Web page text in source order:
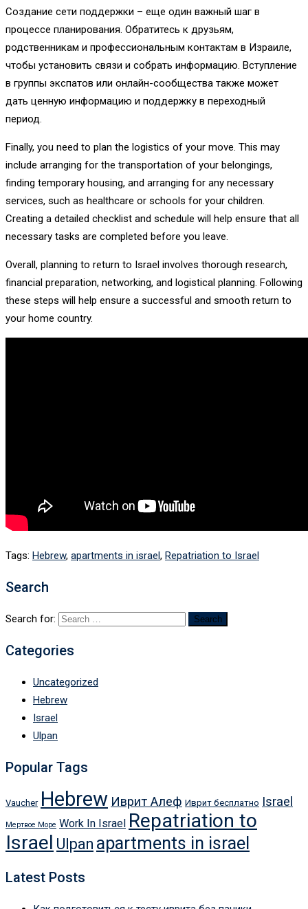
Создание сети поддержки – еще один важный шаг в
процессе планирования. Обратитесь к друзьям,
родственникам и профессиональным контактам в Израиле,
чтобы установить связи и собрать информацию. Вступление
в группы экспатов или онлайн-сообщества также может
дать ценную информацию и поддержку в переходный
период.
Finally, you need to plan the logistics of your move. This may
include arranging for the transportation of your belongings,
finding temporary housing, and arranging for any necessary
services, such as healthcare or schools for your children.
Creating a detailed checklist and schedule will help ensure that all
necessary tasks are completed before you leave.
Overall, planning to return to Israel involves thorough research,
financial preparation, networking, and logistical planning. Following
these steps will help ensure a successful and smooth return to
your home country.
Tags: Hebrew, apartments in israel, Repatriation to Israel
Search
Search for:
Categories
Uncategorized
Hebrew
Israel
Ulpan
Popular Tags
Vaucher Hebrew Иврит Алеф Иврит бесплатно Israel
Мертвое Море Work In Israel Repatriation to
Israel Ulpan apartments in israel
Latest Posts